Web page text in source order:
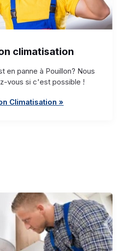
climatisation
en panne à Pouillon? Nous
vous si c'est possible !
Climatisation »